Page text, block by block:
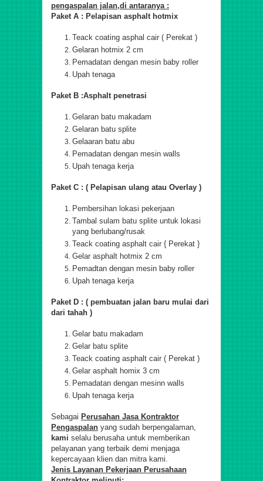
pengaspalan jalan,di antaranya :
Paket A : Pelapisan asphalt hotmix
Teack coating asphal cair ( Perekat )
Gelaran hotmix 2 cm
Pemadatan dengan mesin baby roller
Upah tenaga
Paket B :Asphalt penetrasi
Gelaran batu makadam
Gelaran batu splite
Gelaaran batu abu
Pemadatan dengan mesin walls
Upah tenaga kerja
Paket C : ( Pelapisan ulang atau Overlay )
Pembersihan lokasi pekerjaan
Tambal sulam batu splite untuk lokasi
yang berlubang/rusak
Teack coating asphalt cair { Perekat }
Gelar asphalt hotmix 2 cm
Pemadtan dengan mesin baby roller
Upah tenaga kerja
Paket D : ( pembuatan jalan baru mulai dari
dari tahah )
Gelar batu makadam
Gelar batu splite
Teack coating asphalt cair ( Perekat )
Gelar asphalt homix 3 cm
Pemadatan dengan mesinn walls
Upah tenaga kerja
Sebagai Perusahan Jasa Kontraktor
Pengaspalan yang sudah berpengalaman,
kami selalu berusaha untuk memberikan
pelayanan yang terbaik demi menjaga
kepercayaan klien dan mitra kami.
Jenis Layanan Pekerjaan Perusahaan